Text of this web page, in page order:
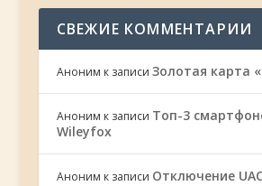
СВЕЖИЕ КОММЕНТАРИИ
Аноним к записи Золотая карта
Аноним к записи Топ-3
Wileyfox
Аноним к записи Отключение